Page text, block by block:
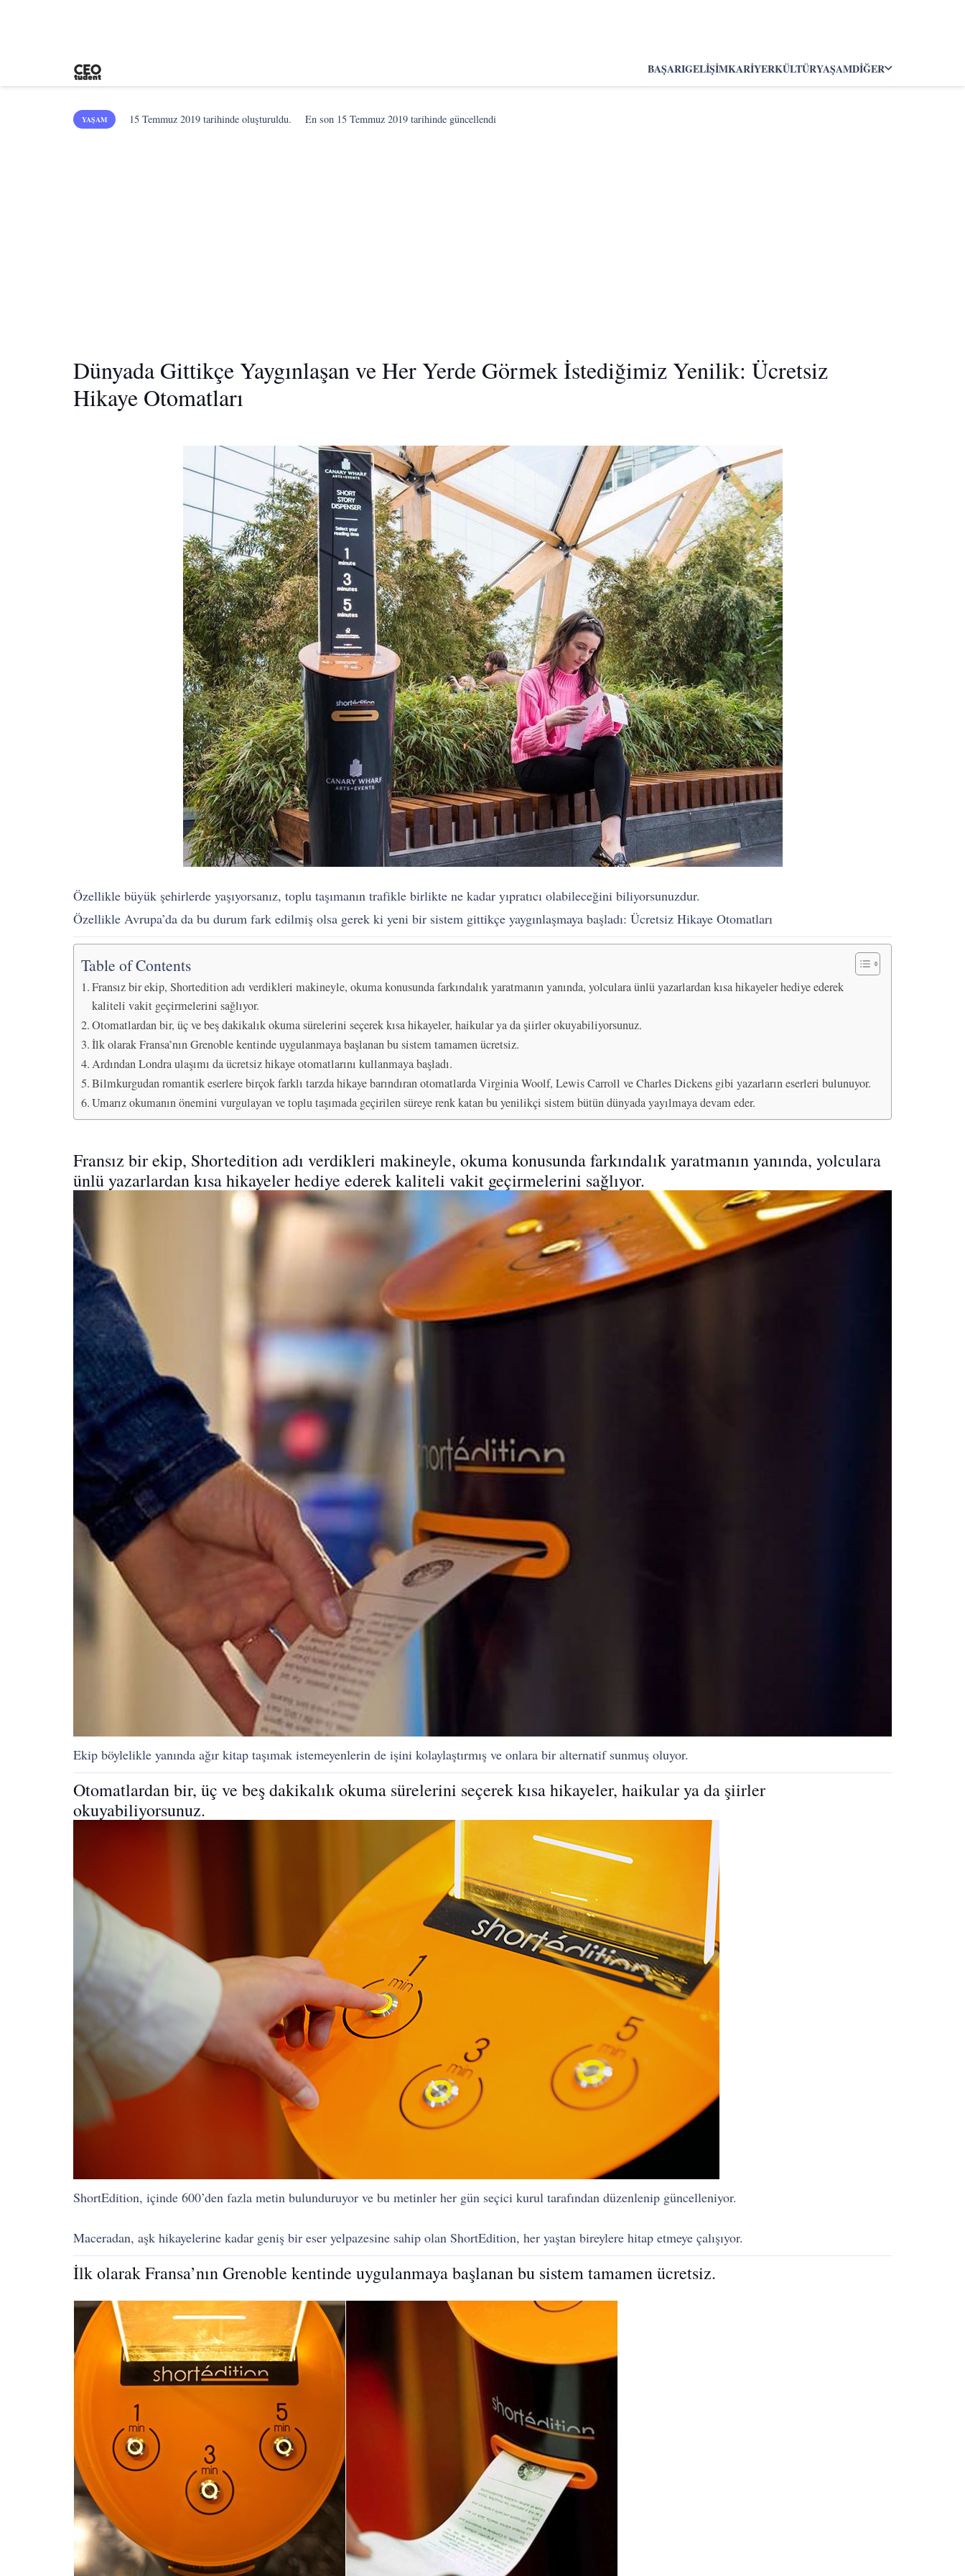
BAŞARIGELIŞIMKARIYERKÜLTÜRYAŞAMDIĞER
YAŞAM 15 Temmuz 2019 tarihinde oluşturuldu. En son 15 Temmuz 2019 tarihinde güncellendi
Dünyada Gittikçe Yaygınlaşan ve Her Yerde Görmek İstediğimiz Yenilik: Ücretsiz
Hikaye Otomatları
Özellikle büyük şehirlerde yaşıyorsanız, toplu taşımanın trafikle birlikte ne kadar yıpratıcı olabileceğini biliyorsunuzdur.
Özellikle Avrupa’da da bu durum fark edilmiş olsa gerek ki yeni bir sistem gittikçe yaygınlaşmaya başladı: Ücretsiz Hikaye Otomatları
Table of Contents
Fransız bir ekip, Shortedition adı verdikleri makineyle, okuma konusunda farkındalık yaratmanın yanında, yolculara ünlü yazarlardan kısa hikayeler hediye ederek
kaliteli vakit geçirmelerini sağlıyor.
Otomatlardan bir, üç ve beş dakikalık okuma sürelerini seçerek kısa hikayeler, haikular ya da şiirler okuyabiliyorsunuz.
İlk olarak Fransa’nın Grenoble kentinde uygulanmaya başlanan bu sistem tamamen ücretsiz.
Ardından Londra ulaşımı da ücretsiz hikaye otomatlarını kullanmaya başladı.
Bilmkurgudan romantik eserlere birçok farklı tarzda hikaye barındıran otomatlarda Virginia Woolf, Lewis Carroll ve Charles Dickens gibi yazarların eserleri bulunuyor.
Umarız okumanın önemini vurgulayan ve toplu taşımada geçirilen süreye renk katan bu yenilikçi sistem bütün dünyada yayılmaya devam eder.
Fransız bir ekip, Shortedition adı verdikleri makineyle, okuma konusunda farkındalık yaratmanın yanında, yolculara
ünlü yazarlardan kısa hikayeler hediye ederek kaliteli vakit geçirmelerini sağlıyor.
Ekip böylelikle yanında ağır kitap taşımak istemeyenlerin de işini kolaylaştırmış ve onlara bir alternatif sunmuş oluyor.
Otomatlardan bir, üç ve beş dakikalık okuma sürelerini seçerek kısa hikayeler, haikular ya da şiirler
okuyabiliyorsunuz.
ShortEdition, içinde 600’den fazla metin bulunduruyor ve bu metinler her gün seçici kurul tarafından düzenlenip güncelleniyor.
Maceradan, aşk hikayelerine kadar geniş bir eser yelpazesine sahip olan ShortEdition, her yaştan bireylere hitap etmeye çalışıyor.
İlk olarak Fransa’nın Grenoble kentinde uygulanmaya başlanan bu sistem tamamen ücretsiz.